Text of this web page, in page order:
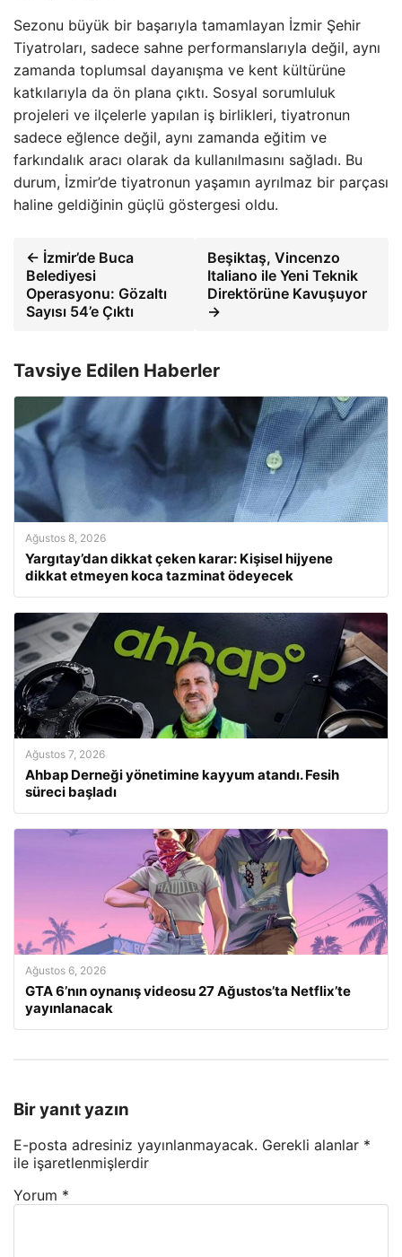
Sezonu büyük bir başarıyla tamamlayan İzmir Şehir
Tiyatroları, sadece sahne performanslarıyla değil, aynı
zamanda toplumsal dayanışma ve kent kültürüne
katkılarıyla da ön plana çıktı. Sosyal sorumluluk
projeleri ve ilçelerle yapılan iş birlikleri, tiyatronun
sadece eğlence değil, aynı zamanda eğitim ve
farkındalık aracı olarak da kullanılmasını sağladı. Bu
durum, İzmir’de tiyatronun yaşamın ayrılmaz bir parçası
haline geldiğinin güçlü göstergesi oldu.
← İzmir’de Buca
Belediyesi
Operasyonu: Gözaltı
Sayısı 54’e Çıktı
Beşiktaş, Vincenzo
Italiano ile Yeni Teknik
Direktörüne Kavuşuyor
→
Tavsiye Edilen Haberler
Ağustos 8, 2026
Yargıtay’dan dikkat çeken karar: Kişisel hijyene
dikkat etmeyen koca tazminat ödeyecek
Ağustos 7, 2026
Ahbap Derneği yönetimine kayyum atandı. Fesih
süreci başladı
Ağustos 6, 2026
GTA 6’nın oynanış videosu 27 Ağustos’ta Netflix’te
yayınlanacak
Bir yanıt yazın
E-posta adresiniz yayınlanmayacak. Gerekli alanlar *
ile işaretlenmişlerdir
Yorum *